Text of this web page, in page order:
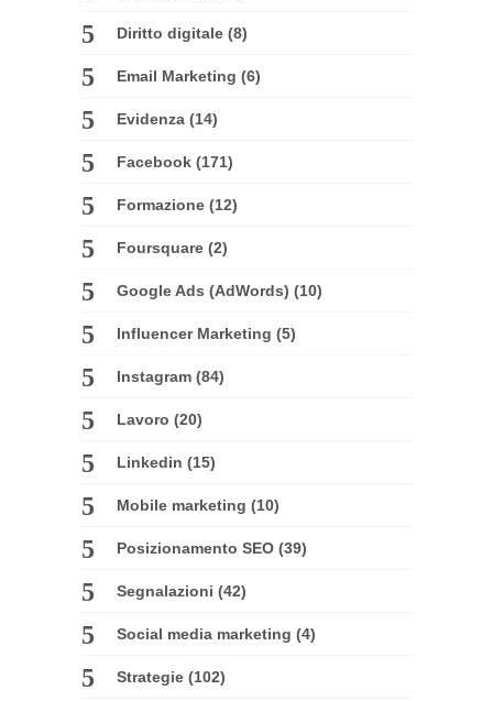
Diritto digitale (8)
Email Marketing (6)
Evidenza (14)
Facebook (171)
Formazione (12)
Foursquare (2)
Google Ads (AdWords) (10)
Influencer Marketing (5)
Instagram (84)
Lavoro (20)
Linkedin (15)
Mobile marketing (10)
Posizionamento SEO (39)
Segnalazioni (42)
Social media marketing (4)
Strategie (102)